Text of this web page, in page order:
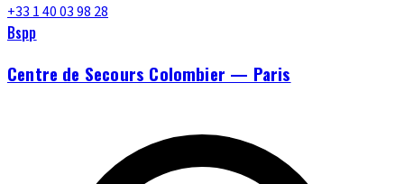
+33 1 40 03 98 28
Bspp
Centre de Secours Colombier — Paris